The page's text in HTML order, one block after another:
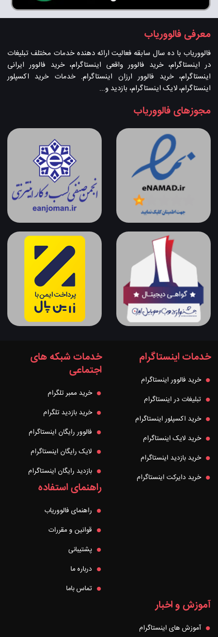
معرفی فالووریاب
فالووریاب با ده سال سابقه فعالیت ارائه دهنده خدمات مختلف تبلیغات
در اینستاگرام، خرید فالوور واقعی اینستاگرام، خرید فالوور ایرانی
اینستاگرام، خرید فالوور ارزان اینستاگرام. خدمات خرید اکسپلور
اینستاگرام، لایک اینستاگرام، بازدید و...
مجوزهای فالووریاب
خدمات اینستاگرام
خرید فالوور اینستاگرام
تبلیغات در اینستاگرام
خرید اکسپلور اینستاگرام
خرید لایک اینستاگرام
خرید بازدید اینستاگرام
خرید دایرکت اینستاگرام
خدمات شبکه های
اجتماعی
خرید ممبر تلگرام
خرید بازدید تلگرام
فالوور رایگان اینستاگرام
لایک رایگان اینستاگرام
بازدید رایگان اینستاگرام
راهنمای استفاده
راهنمای فالووریاب
قوانین و مقررات
پشتیبانی
درباره ما
تماس باما
آموزش و اخبار
آموزش های اینستاگرام